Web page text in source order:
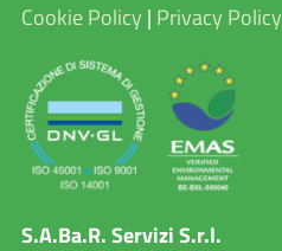
Cookie Policy | Privacy Policy
S.A.Ba.R. Servizi S.r.l.